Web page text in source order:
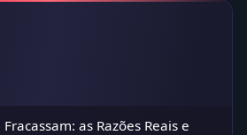
as Razões Reais e